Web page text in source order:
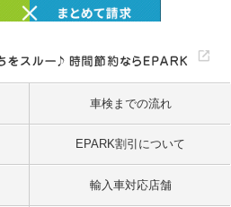
車検までの流れ
EPARK割引について
輸入車対応店舗